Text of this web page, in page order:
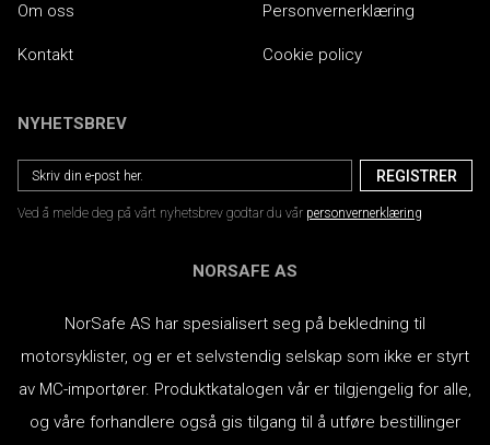
Om oss
Kontakt
Personvernerklæring
Cookie policy
NYHETSBREV
Ved å melde deg på vårt nyhetsbrev godtar du vår personvernerklæring
NORSAFE AS
NorSafe AS har spesialisert seg på bekledning til
motorsyklister, og er et selvstendig selskap som ikke er styrt
av MC-importører. Produktkatalogen vår er tilgjengelig for alle,
og våre forhandlere også gis tilgang til å utføre bestillinger